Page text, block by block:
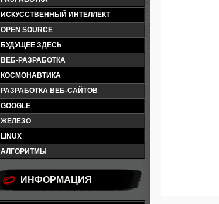
ИСКУССТВЕННЫЙ ИНТЕЛЛЕКТ
OPEN SOURCE
БУДУЩЕЕ ЗДЕСЬ
ВЕБ-РАЗРАБОТКА
КОСМОНАВТИКА
РАЗРАБОТКА ВЕБ-САЙТОВ
GOOGLE
ЖЕЛЕЗО
LINUX
АЛГОРИТМЫ
ИНФОРМАЦИЯ